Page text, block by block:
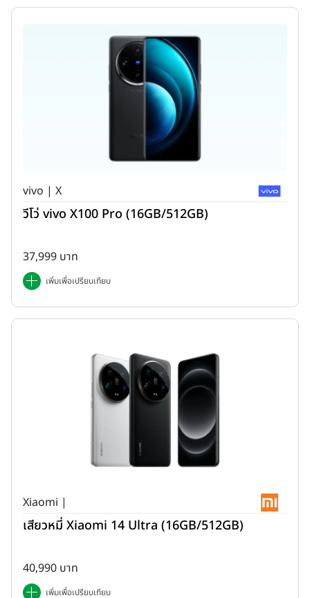
vivo | X
วีโว่ vivo X100 Pro (16GB/512GB)
37,999 บาท
เพิ่มเพื่อเปรียบเทียบ
Xiaomi |
เสียวหมี่ Xiaomi 14 Ultra (16GB/512GB)
40,990 บาท
เพิ่มเพื่อเปรียบเทียบ